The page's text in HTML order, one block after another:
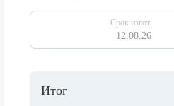
Срок изгот.
12.08.26
Итог